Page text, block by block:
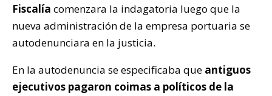
Fiscalía comenzara la indagatoria luego que la
nueva administración de la empresa portuaria se
autodenunciara en la justicia.
En la autodenuncia se especificaba que antiguos
ejecutivos pagaron coimas a políticos de la